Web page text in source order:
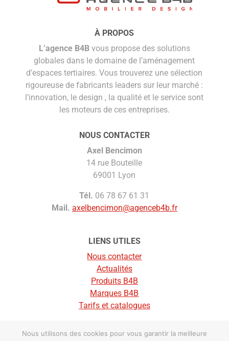
À PROPOS
L’agence B4Bvous propose des solutions
globales dans le domaine de l’aménagement
d’espaces tertiaires. Vous trouverez une sélection
rigoureuse de fabricants leaders sur leur marché :
l’innovation, le design , la qualité et le service sont
les moteurs de ces entreprises.
NOUS CONTACTER
Axel Bencimon
14 rue Bouteille
69001 Lyon
Tél. 06 78 67 61 31
Mail. axelbencimon@agenceb4b.fr
LIENS UTILES
Nous contacter
Actualités
Produits B4B
Marques B4B
Tarifs et catalogues
© Agence B4B |Mentions légales
Nous utilisons des cookies pour vous garantir la meilleure